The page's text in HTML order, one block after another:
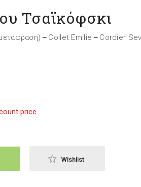
Τσαϊκόφσκι
— Collet Emilie — Cordier
price
Wishlist